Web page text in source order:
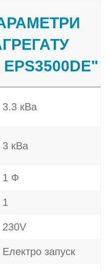
3.3 кВа
3 кВа
1 Ф
1
230V
Електро запуск